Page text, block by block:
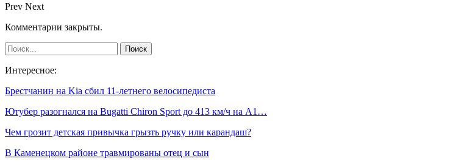
Prev Next
Комментарии закрыты.
Интересное:
Брестчанин на Kia сбил 11-летнего велосипедиста
Ютубер разогнался на Bugatti Chiron Sport до 413 км/ч на А1…
Чем грозит детская привычка грызть ручку или карандаш?
В Каменецком районе травмированы отец и сын